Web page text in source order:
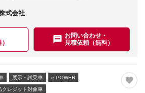
式会社
お問い合わせ・
見積依頼（無料）
展示・試乗車 e-POWER
クレジット対象車